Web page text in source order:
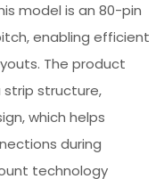
model is an 80-pin
enabling efficient
The product
structure,
which helps
during
technology